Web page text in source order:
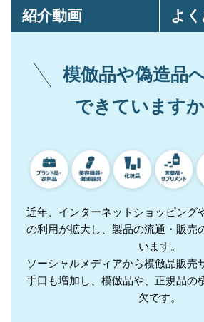
紹介動画 よ
模倣品や偽造品
できています
近年、インターネットショッピング
の利用が拡大し、 製品の流通・販売
います。
ソーシャルメディアから模倣品販売
手口も増加し、 模倣品や、正規品の
欠です。